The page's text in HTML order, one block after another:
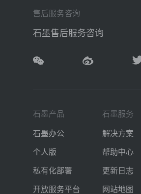
售后服务咨询
石墨售后服务咨询
石墨产品
石墨办公
个人版
私有化部署
开放服务平台
石墨服务
解决方案
帮助中心
更新日志
网站地图